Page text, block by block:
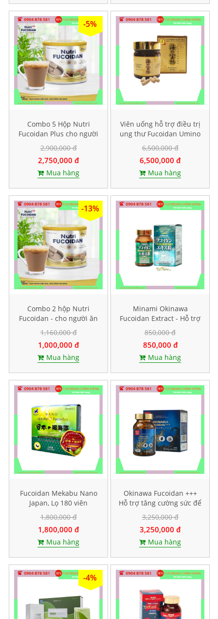
-5%
Combo 5 Hộp Nutri
Fucoidan Plus cho người
ăn kiêng, Mỗi hộp 500g
2,900,000 đ
2,750,000 đ
Mua hàng
Viên uống hỗ trợ điều trị
ung thư Fucoidan Umino
Takaramono, Hộp 130
viên
6,500,000 đ
6,500,000 đ
Mua hàng
-13%
Combo 2 hộp Nutri
Fucoidan - cho người ăn
kiêng, ăn chay
1,160,000 đ
1,000,000 đ
Mua hàng
Minami Okinawa
Fucoidan Extract - Hỗ trợ
điều trị ung thư, Lọ 240
viên
850,000 đ
850,000 đ
Mua hàng
Fucoidan Mekabu Nano
Japan, Lọ 180 viên
1,800,000 đ
1,800,000 đ
Mua hàng
Okinawa Fucoidan +++
Hỗ trợ tăng cường sức để
kháng, Hộp 30 viên
3,250,000 đ
3,250,000 đ
Mua hàng
-4%